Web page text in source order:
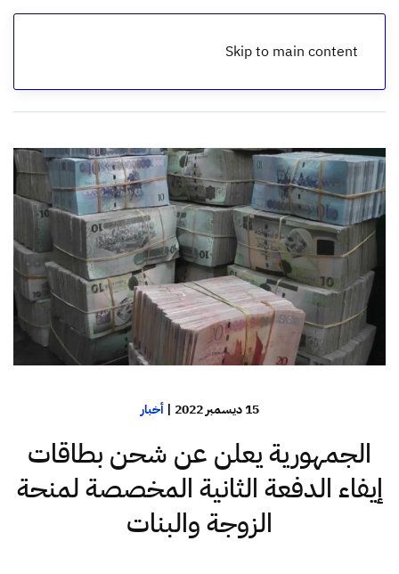
Skip to main content
الرئيسية
15 ديسمبر 2022 |أخبار
الجمهورية يعلن عن شحن بطاقات
إيفاء الدفعة الثانية المخصصة لمنحة
الزوجة والبنات